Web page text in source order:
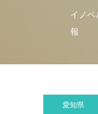
イノ
報
愛知県